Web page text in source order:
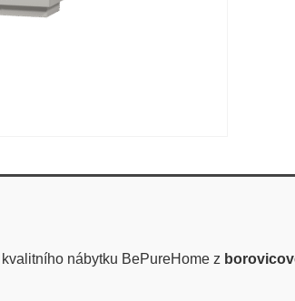
nábytku BePureHome z